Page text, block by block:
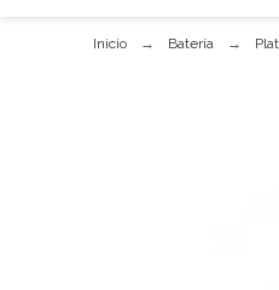
Inicio Batería